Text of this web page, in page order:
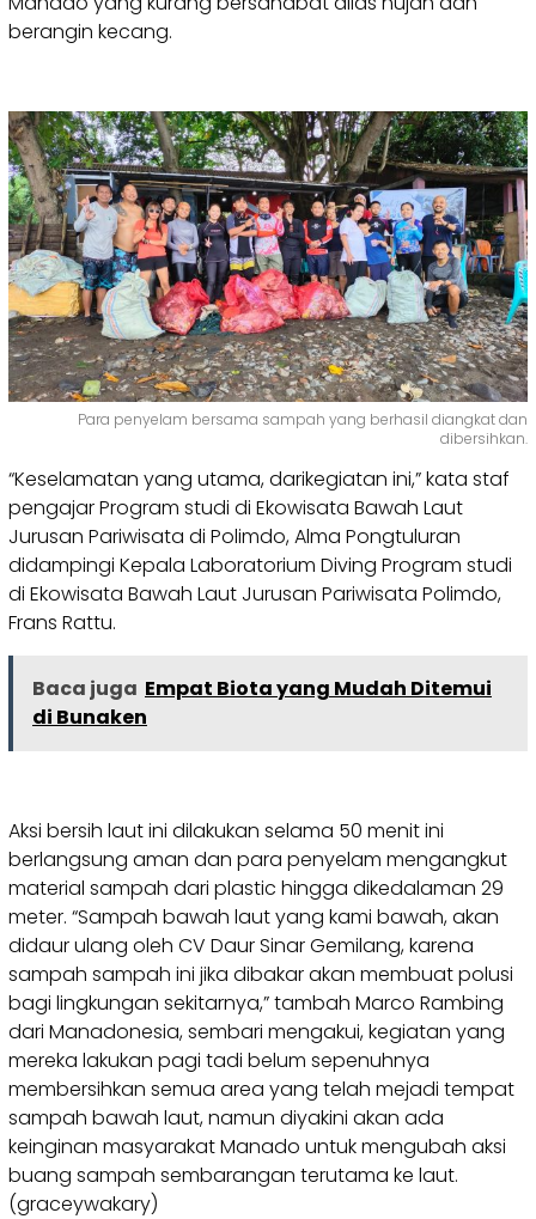
berangin kecang.
Para penyelam bersama sampah yang berhasil diangkat dan
dibersihkan.
“Keselamatan yang utama, darikegiatan ini,” kata staf
pengajar Program studi di Ekowisata Bawah Laut
Jurusan Pariwisata di Polimdo, Alma Pongtuluran
didampingi Kepala Laboratorium Diving Program studi
di Ekowisata Bawah Laut Jurusan Pariwisata Polimdo,
Frans Rattu.
Baca juga Empat Biota yang Mudah Ditemui
di Bunaken
Aksi bersih laut ini dilakukan selama 50 menit ini
berlangsung aman dan para penyelam mengangkut
material sampah dari plastic hingga dikedalaman 29
meter. “Sampah bawah laut yang kami bawah, akan
didaur ulang oleh CV Daur Sinar Gemilang, karena
sampah sampah ini jika dibakar akan membuat polusi
bagi lingkungan sekitarnya,” tambah Marco Rambing
dari Manadonesia, sembari mengakui, kegiatan yang
mereka lakukan pagi tadi belum sepenuhnya
membersihkan semua area yang telah mejadi tempat
sampah bawah laut, namun diyakini akan ada
keinginan masyarakat Manado untuk mengubah aksi
buang sampah sembarangan terutama ke laut.
(graceywakary)